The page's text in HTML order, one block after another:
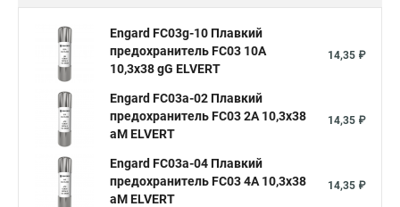
Engard FC03g-10 Плавкий
предохранитель FС03 10A
10,3x38 gG ELVERT
14,35 ₽
Engard FC03a-02 Плавкий
предохранитель FС03 2A 10,3x38
aM ELVERT
14,35 ₽
Engard FC03a-04 Плавкий
предохранитель FС03 4A 10,3x38
aM ELVERT
14,35 ₽